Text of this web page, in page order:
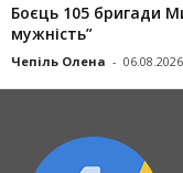
Боєць 105 бригади
мужність”
Чепіль Олена - 06.08.2026